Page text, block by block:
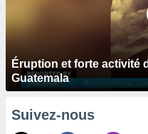
Éruption et forte activité
Guatemala
Suivez-nous